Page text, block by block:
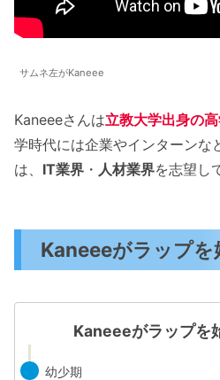
サムネ左がKaneee
Kaneeeさんは立教大学出身の
学時代には企業やインターンな
は、 IT業界 ・ 人材業界を志望し
Kaneeeがラップを
Kaneeeがラップを
幼少期